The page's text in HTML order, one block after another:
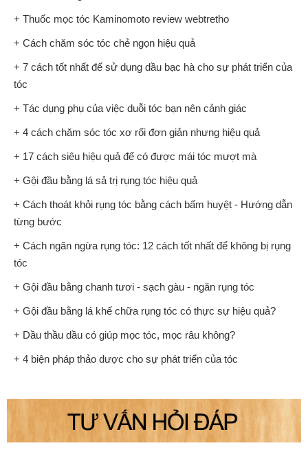
+ Thuốc mọc tóc Kaminomoto review webtretho
+ Cách chăm sóc tóc chẻ ngọn hiệu quả
+ 7 cách tốt nhất để sử dụng dầu bạc hà cho sự phát triển của
tóc
+ Tác dụng phụ của việc duỗi tóc bạn nên cảnh giác
+ 4 cách chăm sóc tóc xơ rối đơn giản nhưng hiệu quả
+ 17 cách siêu hiệu quả để có được mái tóc mượt mà
+ Gội đầu bằng lá sả trị rụng tóc hiệu quả
+ Cách thoát khỏi rụng tóc bằng cách bấm huyệt - Hướng dẫn
từng bước
+ Cách ngăn ngừa rụng tóc: 12 cách tốt nhất để không bị rụng
tóc
+ Gội đầu bằng chanh tươi - sạch gàu - ngăn rụng tóc
+ Gội đầu bằng lá khế chữa rụng tóc có thực sự hiệu quả?
+ Dầu thầu dầu có giúp mọc tóc, mọc râu không?
+ 4 biện pháp thảo dược cho sự phát triển của tóc